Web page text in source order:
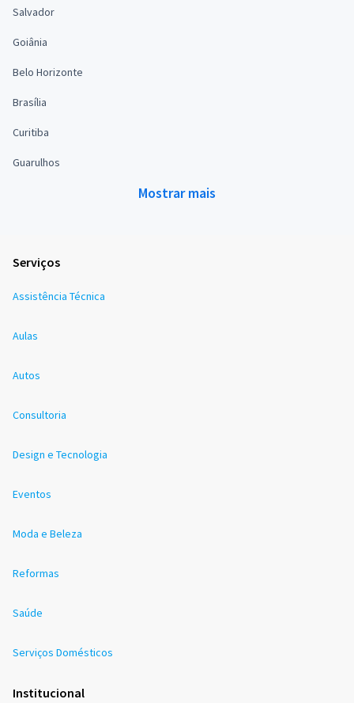
Salvador
Goiânia
Belo Horizonte
Brasília
Curitiba
Guarulhos
Mostrar mais
Serviços
Assistência Técnica
Aulas
Autos
Consultoria
Design e Tecnologia
Eventos
Moda e Beleza
Reformas
Saúde
Serviços Domésticos
Institucional